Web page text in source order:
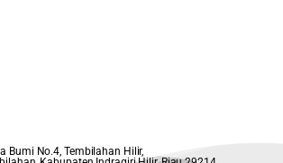
Bumi No.4, Tembilahan Hilir,